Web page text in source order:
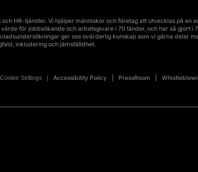
HR-tjänster. Vi hjälper människor och företag att utvecklas på en
för jobbsökande och arbetsgivare i 70 länder, och har så gjort i
ger oss ovärderlig kunskap som vi gärna delar
inkludering och jämställdhet.
Cookie Settings Accessibility Policy PressRoom